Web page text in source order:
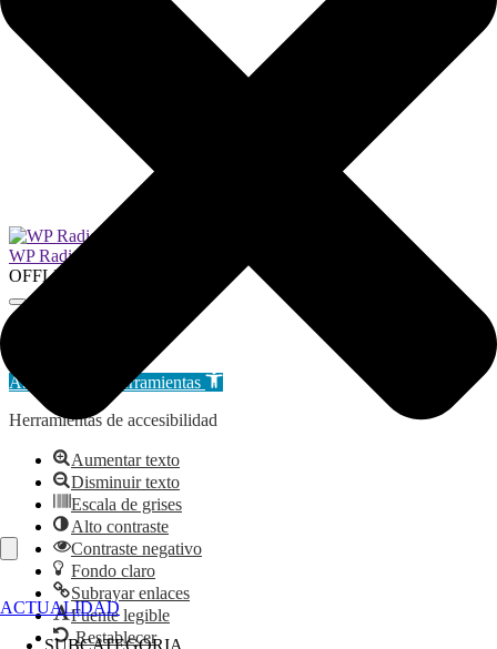
ACTUALIDAD
2026 © Ayuntamiento de Tres Cantos | Aviso Legal
WP Radio
OFFLINE
Abrir barra de herramientas
Herramientas de accesibilidad
Aumentar texto
Disminuir texto
Escala de grises
Alto contraste
Contraste negativo
Fondo claro
Subrayar enlaces
Fuente legible
Restablecer